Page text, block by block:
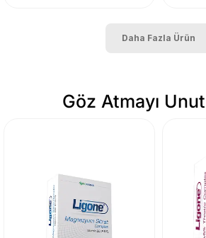
Daha Fazla Ürün
Göz Atmayı